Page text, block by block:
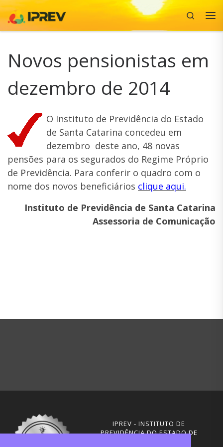
Skip to content
Search
Novos pensionistas em
dezembro de 2014
O Instituto de Previdência do Estado
de Santa Catarina concedeu em
dezembro deste ano, 48 novas
pensões para os segurados do Regime Próprio
de Previdência. Para conferir o quadro com o
nome dos novos beneficiários clique aqui.
Instituto de Previdência de Santa Catarina
Assessoria de Comunicação
IPREV - INSTITUTO DE
PREVIDÊNCIA DO ESTADO DE